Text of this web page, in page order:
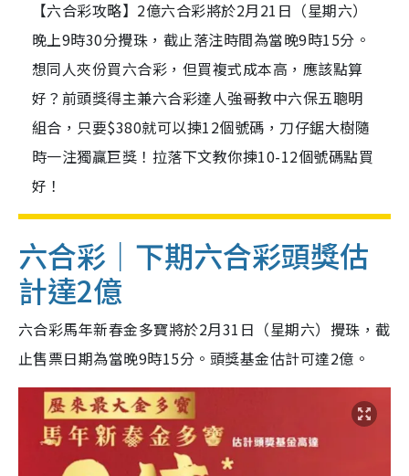
【六合彩攻略】2億六合彩將於2月21日（星期六）
晚上9時30分攪珠，截止落注時間為當晚9時15分。
想同人夾份買六合彩，但買複式成本高，應該點算
好？前頭獎得主兼六合彩達人強哥教中六保五聰明
組合，只要$380就可以揀12個號碼，刀仔鋸大樹隨
時一注獨贏巨獎！拉落下文教你揀10-12個號碼點買
好！
六合彩｜下期六合彩頭獎估
計達2億
六合彩馬年新春金多寶將於2月31日（星期六）攪珠，截
止售票日期為當晚9時15分。頭獎基金估計可達2億。